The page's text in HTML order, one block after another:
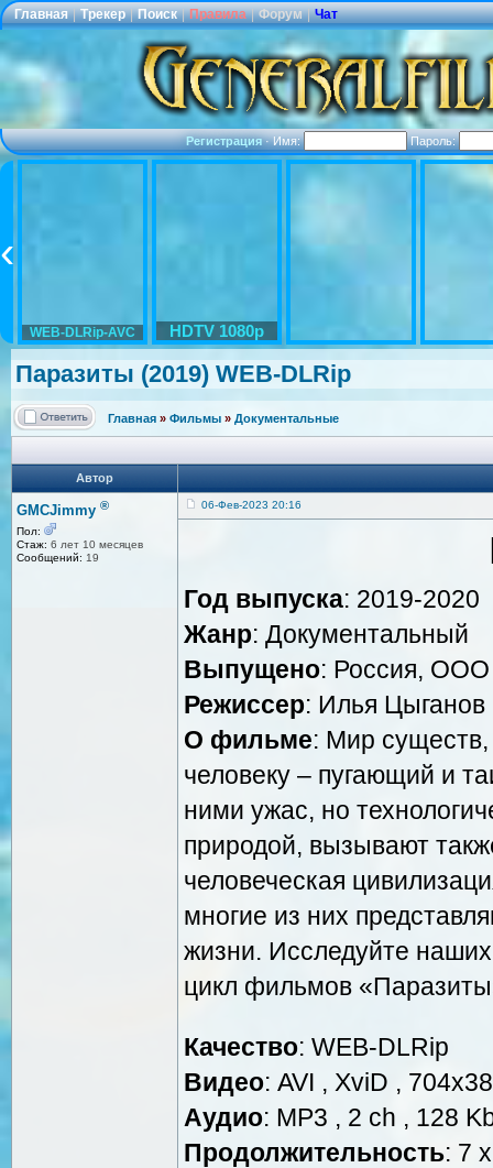
Главная | Трекер | Поиск | Правила | Форум | Чат
Регистрация·Имя: Пароль:
WEB-DLRip-AVC HDTV 1080p
Паразиты (2019) WEB-DLRip
Главная » Фильмы » Документальные
Автор
GMCJimmy ®
Пол:
Стаж: 6 лет 10 месяцев
Сообщений: 19
06-Фев-2023 20:16
Год выпуска: 2019-2020
Жанр: Документальный
Выпущено: Россия,
Режиссер: Илья Цыганов
О фильме: Мир
человеку – пугающий и
ними ужас, но
природой, вызывают
человеческая
многие из них
жизни. Исследуйте
цикл фильмов
Качество: WEB-DLRip
Видео: AVI , XviD ,
Аудио: MP3 , 2 ch , 128
Продолжительность: 7